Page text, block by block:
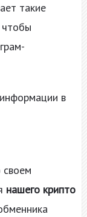
такие
в
нашего крипто